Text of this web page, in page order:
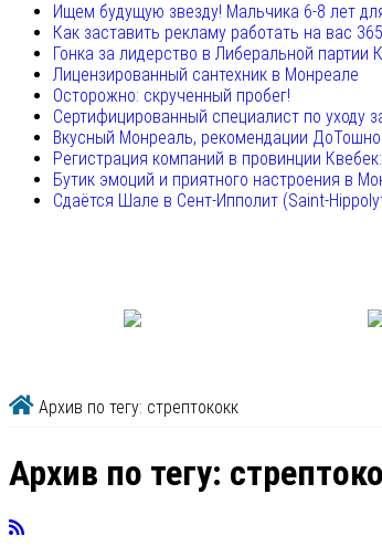
Ищем будущую звезду! Мальчика 6-8 лет
Как заставить рекламу работать на вас
Гонка за лидерство в Либеральной партии
Лицензированный сантехник в Монреале
Осторожно: скрученный пробег!
Сертифицированный специалист по уходу
Вкусный Монреаль, рекомендации
Регистрация компаний в провинции
Бутик эмоций и приятного настроения в
Сдаётся Шале в Сент-Ипполит (Saint-
Архив по тегу: стрептококк
Архив по тегу: